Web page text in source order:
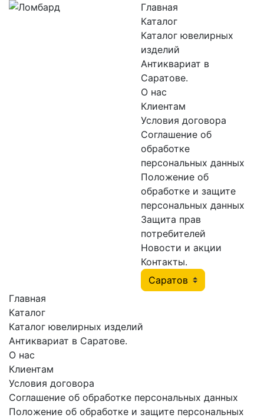
Главная
Каталог
Каталог ювелирных
изделий
Антиквариат в
Саратове.
О нас
Клиентам
Условия договора
Соглашение об
обработке
персональных данных
Положение об
обработке и защите
персональных данных
Защита прав
потребителей
Новости и акции
Контакты.
Главная
Каталог
Каталог ювелирных изделий
Антиквариат в Саратове.
О нас
Клиентам
Условия договора
Соглашение об обработке персональных данных
Положение об обработке и защите персональных